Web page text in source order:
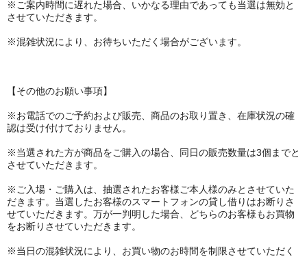
※ご案内時間に遅れた場合、いかなる理由であっても当選は無効と
させていただきます。
※混雑状況により、お待ちいただく場合がございます。
【その他のお願い事項】
※お電話でのご予約および販売、商品のお取り置き、在庫状況の確
認は受け付けておりません。
※当選された方が商品をご購入の場合、同日の販売数量は3個までと
させていただきます。
※ご入場・ご購入は、抽選されたお客様ご本人様のみとさせていた
だきます。当選したお客様のスマートフォンの貸し借りはお断りさ
せていただきます。万が一判明した場合、どちらのお客様もお買物
をお断りさせていただきます。
※当日の混雑状況により、お買い物のお時間を制限させていただく